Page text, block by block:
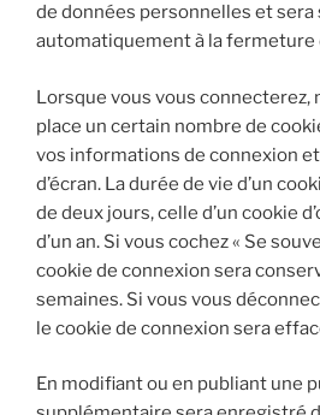
de données personnelles et sera
automatiquement à la fermeture
Lorsque vous vous connecterez,
place un certain nombre de
vos informations de connexion
d’écran. La durée de vie d’un
de deux jours, celle d’un cookie
d’un an. Si vous cochez « Se
cookie de connexion sera
semaines. Si vous vous
le cookie de connexion sera
En modifiant ou en publiant une